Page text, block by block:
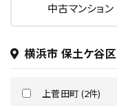
中古マンション
横浜市 保土ケ谷区
上菅田町 (2件)